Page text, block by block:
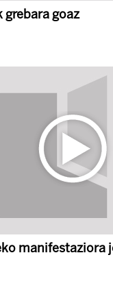
grebara goaz
manifestaziora